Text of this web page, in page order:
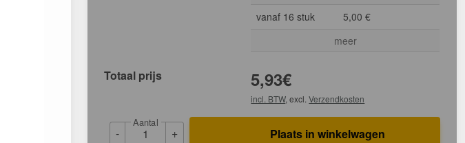
vanaf 16 stuk
5,00 €
meer
Totaal prijs 5,93€
incl. BTW, excl.Verzendkosten
-
Aantal
+ Plaats in winkelwagen